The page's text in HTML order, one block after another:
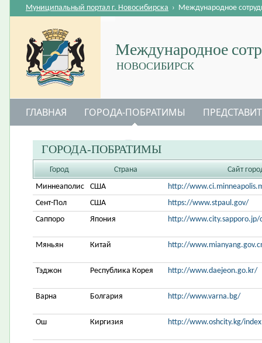
Международное
НОВОСИБИРСК
Муниципальный портал г. Новосибирска › Международное
ГЛАВНАЯ ГОРОДА-ПОБРАТИМЫ
ПОЛЕЗНЫЕ ССЫЛКИ
ГОРОДА-ПОБРАТИМЫ
Город Страна
Сайт
Миннеаполис
США
http://
Сент-Пол
США
https://www.stpaul.gov/
Саппоро
Япония http://www.city.sapporo.jp/
Мяньян Китай http://
Тэджон Республика Корея http://www.daejeon.go.kr/
Варна Болгария http://www.varna.bg/
Ош Киргизия http://www.oshcity.kg/